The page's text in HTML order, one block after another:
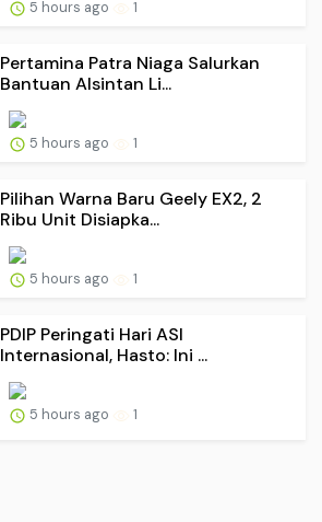
5 hours ago 1
Pertamina Patra Niaga Salurkan
Bantuan Alsintan Li...
5 hours ago 1
Pilihan Warna Baru Geely EX2, 2
Ribu Unit Disiapka...
5 hours ago 1
PDIP Peringati Hari ASI
Internasional, Hasto: Ini ...
5 hours ago 1